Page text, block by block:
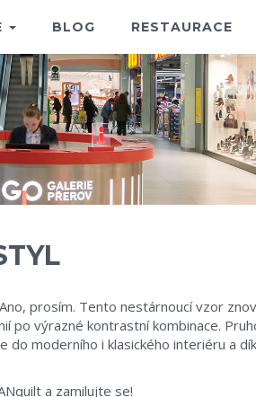
BLOG RESTAURACE
prosím. Tento nestárnoucí vzor
po výrazné kontrastní kombinace.
do moderního i klasického interiéru a
a zamilujte se!